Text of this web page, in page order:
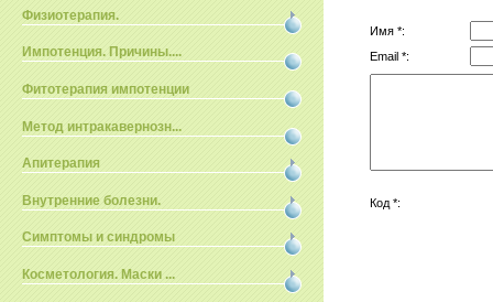
Физиотерапия.
Импотенция. Причины....
Фитотерапия импотенции
Метод интракавернозн...
Апитерапия
Внутренние болезни.
Симптомы и синдромы
Косметология. Маски ...
Имя *:
Email *:
Код *: